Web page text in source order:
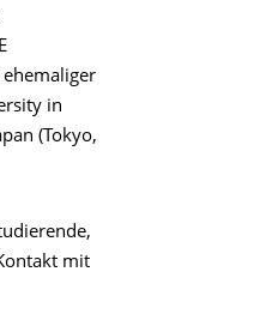
in
(Tokyo,
mit